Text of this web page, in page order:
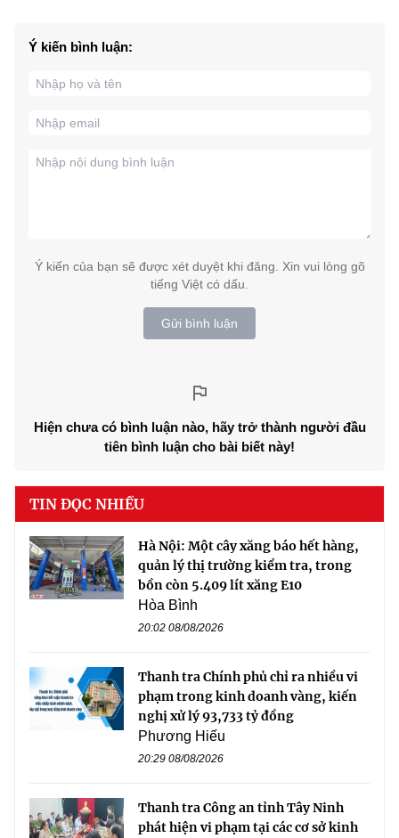
Ý kiến bình luận:
Ý kiến của bạn sẽ được xét duyệt khi đăng. Xin vui lòng gõ
tiếng Việt có dấu.
Gửi bình luận
Hiện chưa có bình luận nào, hãy trở thành người đầu
tiên bình luận cho bài biết này!
TIN ĐỌC NHIỀU
Hà Nội: Một cây xăng báo hết hàng,
quản lý thị trường kiểm tra, trong
bồn còn 5.409 lít xăng E10
Hòa Bình
20:02 08/08/2026
Thanh tra Chính phủ chỉ ra nhiều vi
phạm trong kinh doanh vàng, kiến
nghị xử lý 93,733 tỷ đồng
Phương Hiếu
20:29 08/08/2026
Thanh tra Công an tỉnh Tây Ninh
phát hiện vi phạm tại các cơ sở kinh